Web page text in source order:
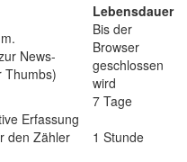
Lebensdauer
News-
Thumbs)
Bis der
Browser
geschlossen
wird
7 Tage
Erfassung
den Zähler
1 Stunde